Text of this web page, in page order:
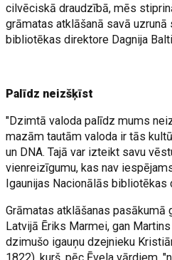
cilvēciskā draudzībā, mēs
grāmatas atklāšanā savā
bibliotēkas direktore Dagnija
Palīdz neizšķīst
"Dzimtā valoda palīdz mums
mazām tautām valoda ir tās
un DNA. Tajā var izteikt savu
vienreizīgumu, kas nav
Igaunijas Nacionālās bibliotēkas
Grāmatas atklāšanas pasākumā
Latvijā Ēriks Marmei, gan
dzimušo igauņu dzejnieku